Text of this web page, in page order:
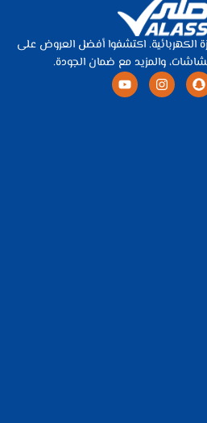
الكهربائية. اكتشفوا أفضل العروض على
والمزيد مع ضمان الجودة.